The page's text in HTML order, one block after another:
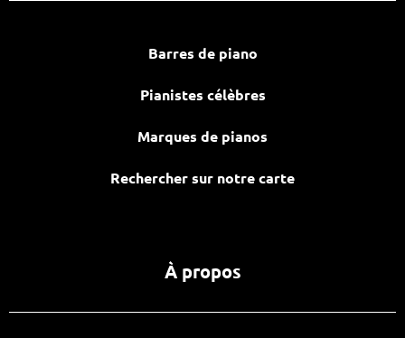
Barres de piano
Pianistes célèbres
Marques de pianos
Rechercher sur notre carte
À propos